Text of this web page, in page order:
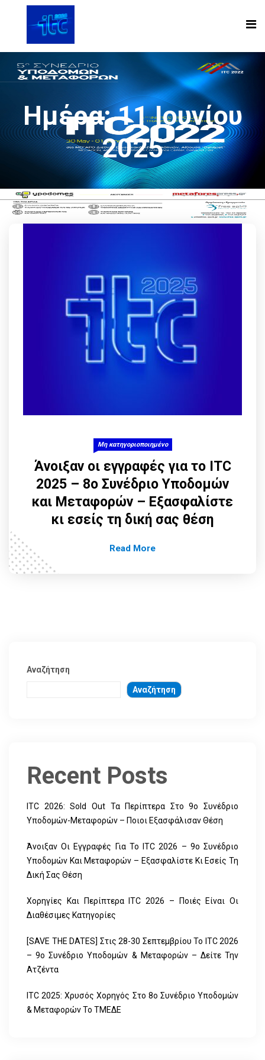
Ημέρα:11 Ιουνίου
2025
Μη κατηγοριοποιημένο
Άνοιξαν οι εγγραφές για το ITC
2025 – 8ο Συνέδριο Υποδομών
και Μεταφορών – Εξασφαλίστε
κι εσείς τη δική σας θέση
Read More
Αναζήτηση
Αναζήτηση
Recent Posts
ITC 2026: Sold Out Τα Περίπτερα Στο 9ο Συνέδριο
Υποδομών-Μεταφορών – Ποιοι Εξασφάλισαν Θέση
Άνοιξαν Οι Εγγραφές Για Το ITC 2026 – 9ο Συνέδριο
Υποδομών Και Μεταφορών – Εξασφαλίστε Κι Εσείς Τη
Δική Σας Θέση
Χορηγίες Και Περίπτερα ITC 2026 – Ποιές Είναι Οι
Διαθέσιμες Κατηγορίες
[SAVE THE DATES] Στις 28-30 Σεπτεμβρίου Το ITC 2026
– 9ο Συνέδριο Υποδομών & Μεταφορών – Δείτε Την
Ατζέντα
ITC 2025: Χρυσός Χορηγός Στο 8ο Συνέδριο Υποδομών
& Μεταφορών Το ΤΜΕΔΕ